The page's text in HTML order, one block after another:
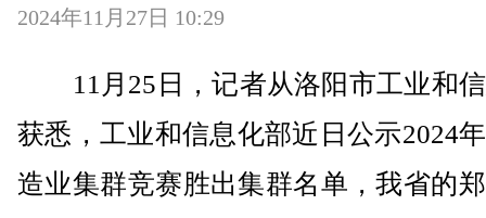
2024年11月27日 10:29
11月25日，记者从洛阳市工业和
获悉，工业和信息化部近日公示2024
造业集群竞赛胜出集群名单，我省的